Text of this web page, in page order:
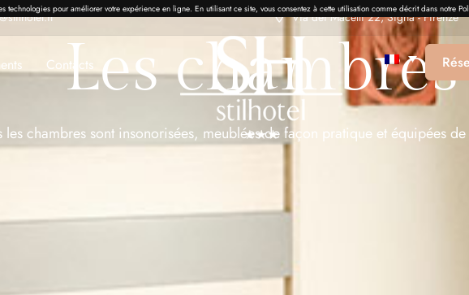
technologies pour améliorer votre expérience en ligne. En utilisant ce site, vous consentez à cette utilisation comme décrit dans notre
Via dei Macelli 22, Signa - Firenze
Contacts
Les chambres
les chambres sont insonorisées, meublées de façon pratique et équipées